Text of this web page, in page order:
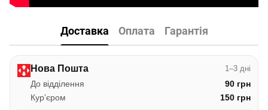
Доставка Оплата Гарантія
Нова Пошта 1–3 дні
До відділення
90 грн
Курʼєром
150 грн